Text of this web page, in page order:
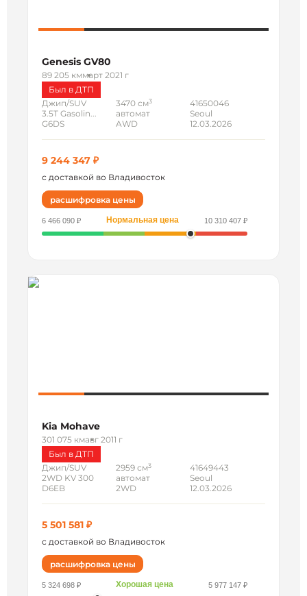
Genesis GV80
89 205 кммарт 2021 г
Был в ДТП
Джип/SUV
3.5T Gasolin...
G6DS
3470 см3
автомат
AWD
41650046
Seoul
12.03.2026
9 244 347 ₽
с доставкой во Владивосток
расшифровка цены
6 466 090 ₽ Нормальная цена 10 310 407 ₽
Kia Mohave
301 075 кмавг 2011 г
Был в ДТП
Джип/SUV
2WD KV 300
D6EB
2959 см3
автомат
2WD
41649443
Seoul
12.03.2026
5 501 581 ₽
с доставкой во Владивосток
расшифровка цены
5 324 698 ₽ Хорошая цена 5 977 147 ₽